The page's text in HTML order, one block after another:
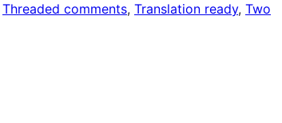
Threaded comments, Translation ready, Two